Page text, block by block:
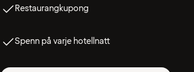
Restaurangkupong
Spenn på varje hotellnatt